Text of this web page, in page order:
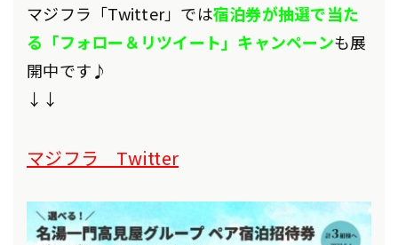
マジフラ「Twitter」では宿泊券が抽選で当た
る「フォロー＆リツイート」キャンペーンも展
開中です♪
↓↓
マジフラ Twitter